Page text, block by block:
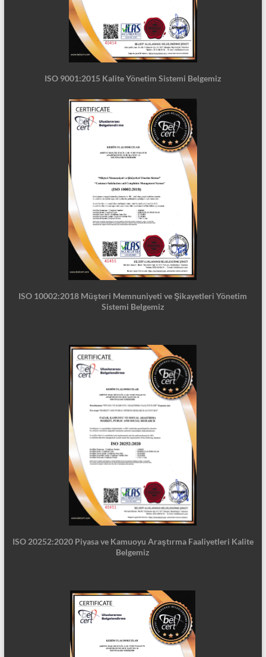
ISO 9001:2015 Kalite Yönetim Sistemi Belgemiz
ISO 10002:2018 Müşteri Memnuniyeti ve Şikayetleri Yönetim
Sistemi Belgemiz
ISO 20252:2020 Piyasa ve Kamuoyu Araştırma Faaliyetleri Kalite
Belgemiz